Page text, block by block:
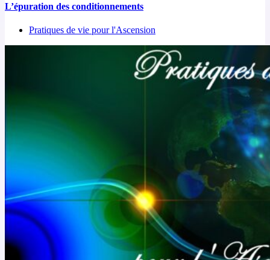
L’épuration des conditionnements
Pratiques de vie pour l'Ascension